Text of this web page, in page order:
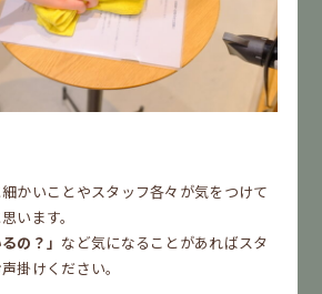
かいことやスタッフ各々が気をつけて
います。
の？」 など気になることがあればスタ
掛けください。